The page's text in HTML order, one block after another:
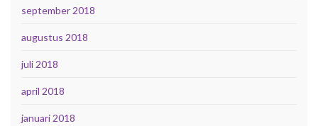
september 2018
augustus 2018
juli 2018
april 2018
januari 2018